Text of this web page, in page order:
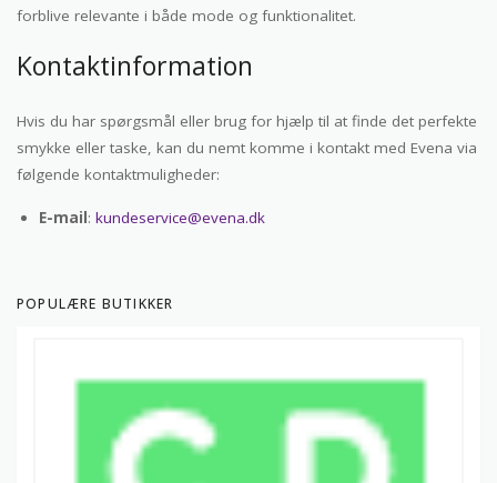
forblive relevante i både mode og funktionalitet.
Kontaktinformation
Hvis du har spørgsmål eller brug for hjælp til at finde det perfekte
smykke eller taske, kan du nemt komme i kontakt med Evena via
følgende kontaktmuligheder:
E-mail: kundeservice@evena.dk
POPULÆRE BUTIKKER